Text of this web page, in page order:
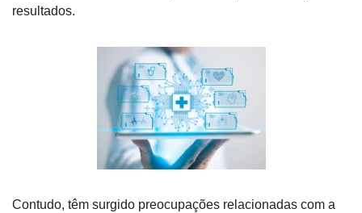
resultados.
Contudo, têm surgido preocupações relacionadas com a